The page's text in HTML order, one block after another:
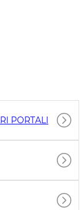
PORTALI